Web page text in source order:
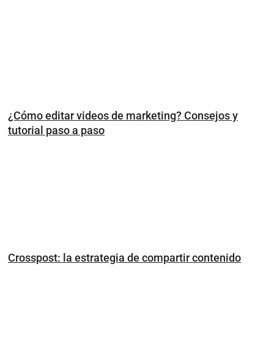
¿Cómo editar videos de marketing? Consejos y
tutorial paso a paso
Crosspost: la estrategia de compartir contenido